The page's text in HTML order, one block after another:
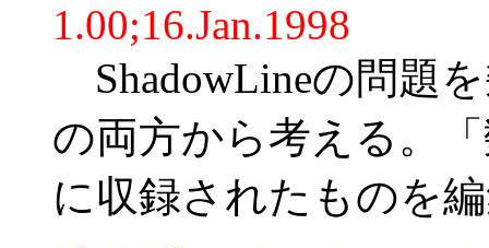
1.00;16.Jan.1998
ShadowLineの問題
の両方から考える。
に収録されたものを